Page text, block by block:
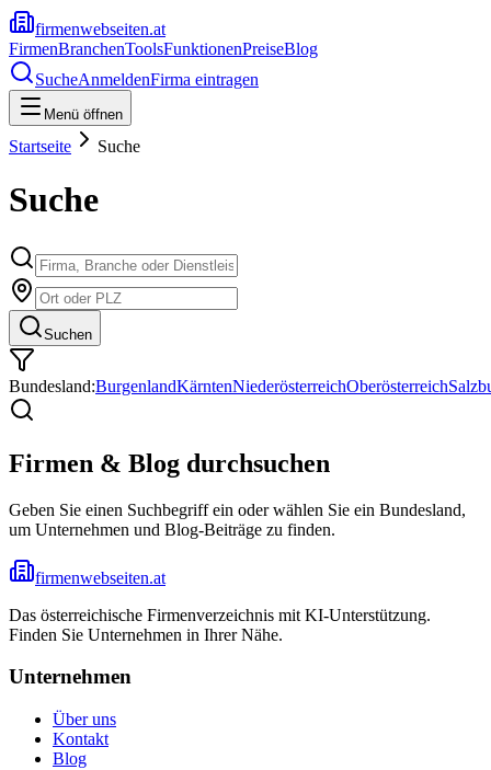
firmenwebseiten.at
FirmenBranchenToolsFunktionenPreiseBlog
SucheAnmeldenFirma eintragen
Menü öffnen
Startseite Suche
Suche
Suchen
Bundesland:BurgenlandKärntenNiederösterreichOberösterreich
Firmen & Blog durchsuchen
Geben Sie einen Suchbegriff ein oder wählen Sie ein Bundesland,
um Unternehmen und Blog-Beiträge zu finden.
firmenwebseiten.at
Das österreichische Firmenverzeichnis mit KI-Unterstützung.
Finden Sie Unternehmen in Ihrer Nähe.
Unternehmen
Über uns
Kontakt
Blog